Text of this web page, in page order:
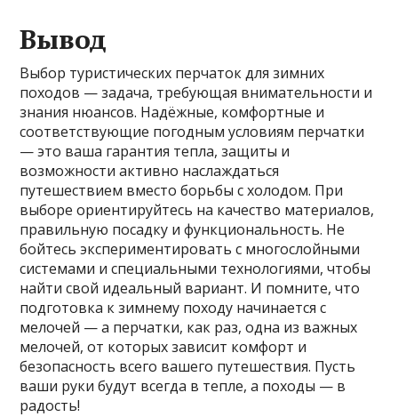
Вывод
Выбор туристических перчаток для зимних
походов — задача, требующая внимательности и
знания нюансов. Надёжные, комфортные и
соответствующие погодным условиям перчатки
— это ваша гарантия тепла, защиты и
возможности активно наслаждаться
путешествием вместо борьбы с холодом. При
выборе ориентируйтесь на качество материалов,
правильную посадку и функциональность. Не
бойтесь экспериментировать с многослойными
системами и специальными технологиями, чтобы
найти свой идеальный вариант. И помните, что
подготовка к зимнему походу начинается с
мелочей — а перчатки, как раз, одна из важных
мелочей, от которых зависит комфорт и
безопасность всего вашего путешествия. Пусть
ваши руки будут всегда в тепле, а походы — в
радость!